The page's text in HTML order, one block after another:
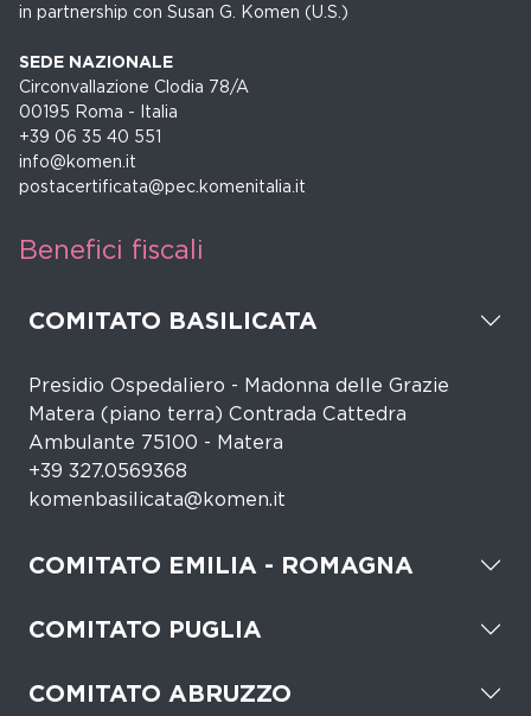
in partnership con Susan G. Komen (U.S.)
SEDE NAZIONALE
Circonvallazione Clodia 78/A
00195 Roma - Italia
+39 06 35 40 551
info@komen.it
postacertificata@pec.komenitalia.it
Benefici fiscali
COMITATO BASILICATA
Presidio Ospedaliero - Madonna delle Grazie
Matera (piano terra) Contrada Cattedra
Ambulante 75100 - Matera
+39 327.0569368
komenbasilicata@komen.it
COMITATO EMILIA - ROMAGNA
COMITATO PUGLIA
COMITATO ABRUZZO